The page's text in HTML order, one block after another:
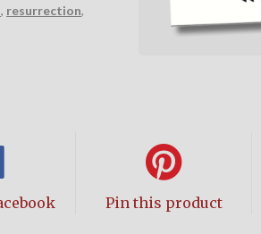
, resurrection,
Pin this product